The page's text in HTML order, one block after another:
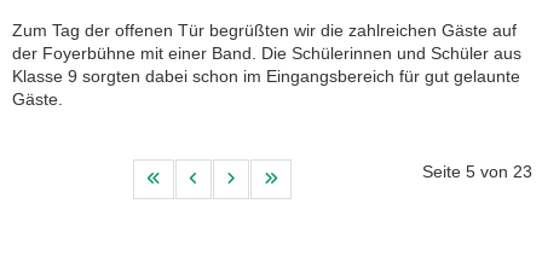
Zum Tag der offenen Tür begrüßten wir die zahlreichen Gäste auf
der Foyerbühne mit einer Band. Die Schülerinnen und Schüler aus
Klasse 9 sorgten dabei schon im Eingangsbereich für gut gelaunte
Gäste.
Seite 5 von 23